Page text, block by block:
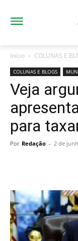
Início COLUNAS E
COLUNAS E BLOGS
Veja
para
Por Redação - 2 de